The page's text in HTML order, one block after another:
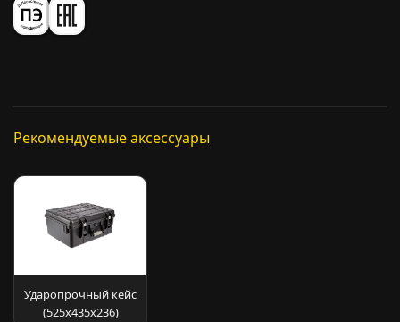
Рекомендуемые аксессуары
Ударопрочный кейс
(525х435х236)